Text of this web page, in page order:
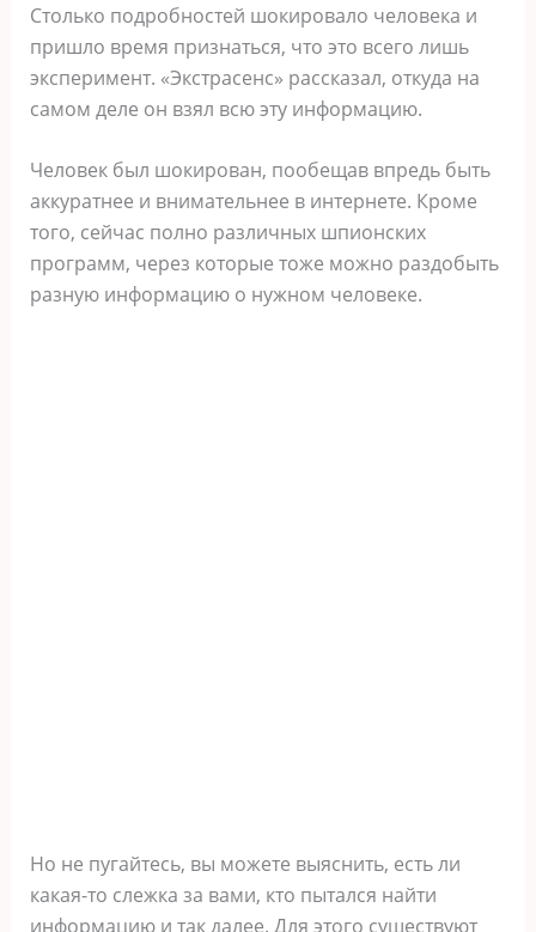
Столько подробностей шокировало человека и
пришло время признаться, что это всего лишь
эксперимент. «Экстрасенс» рассказал, откуда на
самом деле он взял всю эту информацию.
Человек был шокирован, пообещав впредь быть
аккуратнее и внимательнее в интернете. Кроме
того, сейчас полно различных шпионских
программ, через которые тоже можно раздобыть
разную информацию о нужном человеке.
Но не пугайтесь, вы можете выяснить, есть ли
какая-то слежка за вами, кто пытался найти
информацию и так далее. Для этого существуют